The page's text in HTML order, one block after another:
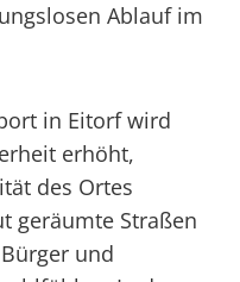
Ablauf im
in Eitorf wird
erhöht,
des Ortes
geräumte Straßen
und